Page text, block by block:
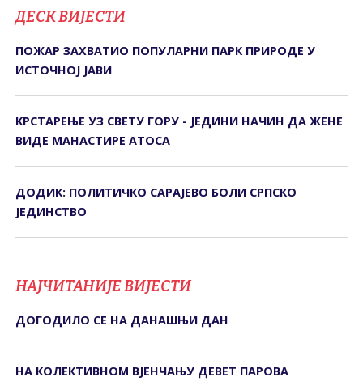
ДЕСК ВИЈЕСТИ
ПОЖАР ЗАХВАТИО ПОПУЛАРНИ ПАРК ПРИРОДЕ У
ИСТОЧНОЈ ЈАВИ
KРСТАРЕЊЕ УЗ СВЕТУ ГОРУ - ЈЕДИНИ НАЧИН ДА ЖЕНЕ
ВИДЕ МАНАСТИРЕ АТОСА
ДОДИК: ПОЛИТИЧКО САРАЈЕВО БОЛИ СРПСКО
ЈЕДИНСТВО
НАЈЧИТАНИЈЕ ВИЈЕСТИ
ДОГОДИЛО СЕ НА ДАНАШЊИ ДАН
НА КОЛЕКТИВНОМ ВЈЕНЧАЊУ ДЕВЕТ ПАРОВА